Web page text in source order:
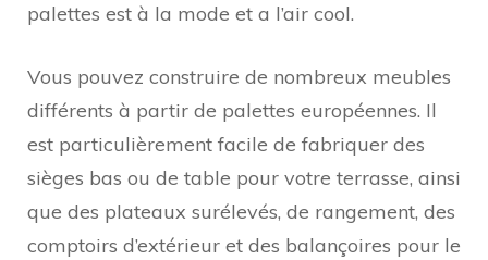
palettes est à la mode et a l’air cool.
Vous pouvez construire de nombreux meubles
différents à partir de palettes européennes. Il
est particulièrement facile de fabriquer des
sièges bas ou de table pour votre terrasse, ainsi
que des plateaux surélevés, de rangement, des
comptoirs d’extérieur et des balançoires pour le